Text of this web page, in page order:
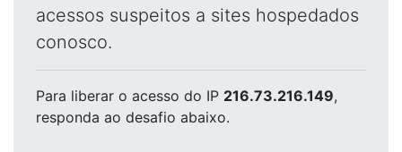
acessos suspeitos a sites hospedados
conosco.
Para liberar o acesso do IP 216.73.216.149,
responda ao desafio abaixo.